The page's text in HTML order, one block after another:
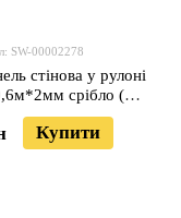
SW-00002278
стінова у рулоні
срібло (D)
00002278
Купити